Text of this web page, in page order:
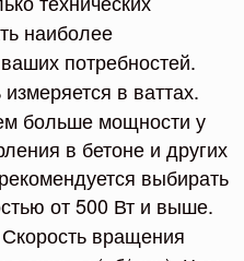
наиболее
потребностей.
в ваттах.
больше мощности у
в бетоне и других
выбирать
от 500 Вт и выше.
вращения